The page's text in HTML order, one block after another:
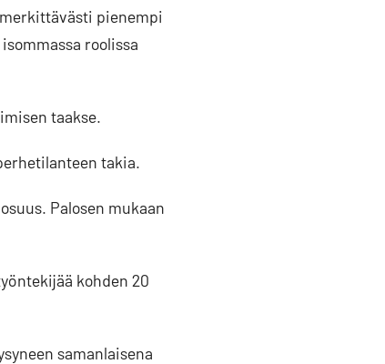
pienempi
roolissa
taakse.
takia.
Palosen mukaan
kohden 20
samanlaisena